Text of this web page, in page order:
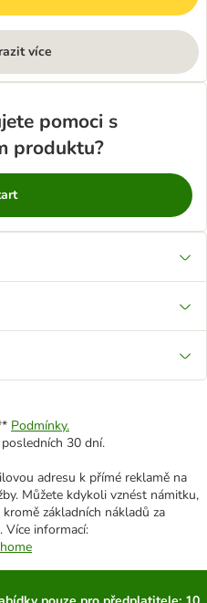
více
pomoci s
produktu?
Podmínky.
30 dní.
adresu k přímé reklamě na
Můžete kdykoli vznést námitku,
základních nákladů za
Více informací: